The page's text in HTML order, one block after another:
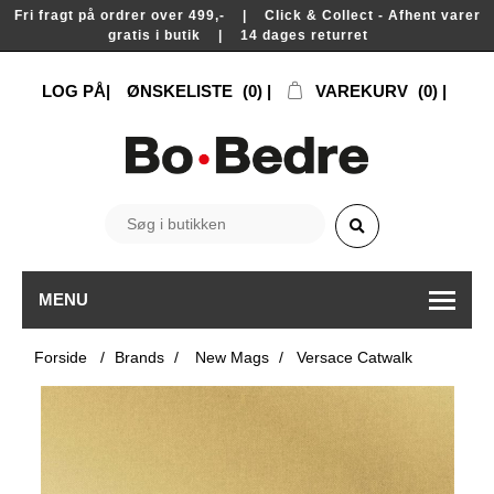
Fri fragt på ordrer over 499,- | Click & Collect - Afhent varer
gratis i butik | 14 dages returret
LOG PÅ ØNSKELISTE (0) VAREKURV (0)
MENU
Forside / Brands / New Mags / Versace Catwalk